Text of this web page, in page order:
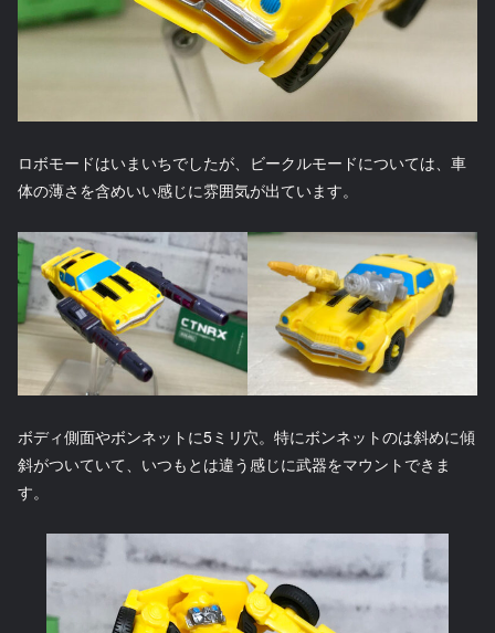
ロボモードはいまいちでしたが、ビークルモードについては、車
体の薄さを含めいい感じに雰囲気が出ています。
ボディ側面やボンネットに5ミリ穴。特にボンネットのは斜めに傾
斜がついていて、いつもとは違う感じに武器をマウントできま
す。